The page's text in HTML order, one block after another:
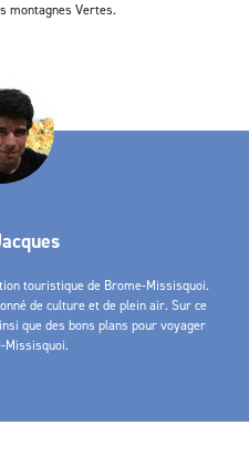
montagnes Vertes.
touristique de Brome-Missisquoi.
de culture et de plein air. Sur ce
que des bons plans pour voyager
Missisquoi.